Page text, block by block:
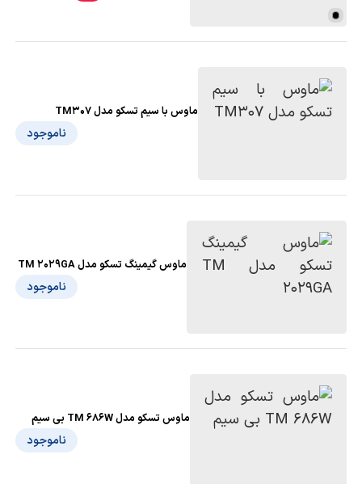
ماوس با سیم تسکو مدل TM307
ناموجود
ماوس گیمینگ تسکو مدل TM 2029GA
ناموجود
ماوس تسکو مدل TM 686W بی سیم
ناموجود